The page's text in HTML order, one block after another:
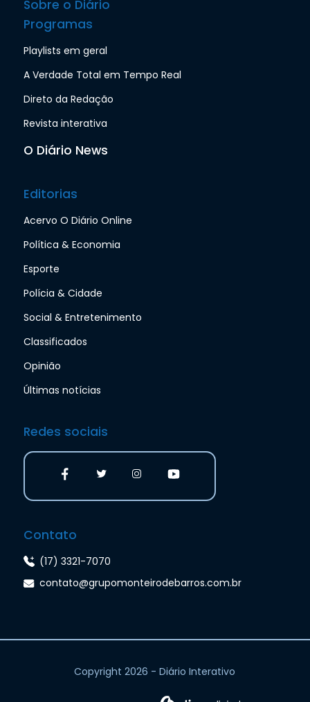
Sobre o Diário
Programas
Playlists em geral
A Verdade Total em Tempo Real
Direto da Redação
Revista interativa
O Diário News
Editorias
Acervo O Diário Online
Política & Economia
Esporte
Polícia & Cidade
Social & Entretenimento
Classificados
Opinião
Últimas notícias
Redes sociais
Contato
(17) 3321-7070
contato@grupomonteirodebarros.com.br
Copyright 2026 - Diário Interativo